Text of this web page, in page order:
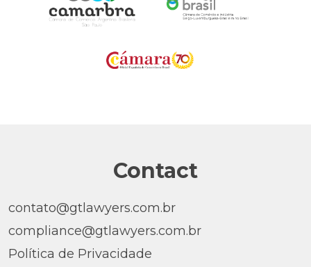
Contact
contato@gtlawyers.com.br
compliance@gtlawyers.com.br
Política de Privacidade